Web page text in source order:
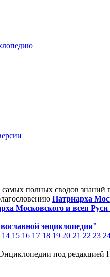
полных сводов
Патриарха
Московского и всея
энциклопедии"
14 15 16 17 18 19 20 21 22 23
под редакцией